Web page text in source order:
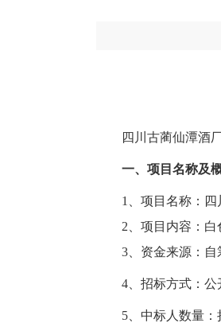
四川古蔺仙潭酒
一、项目名称及
1、项目名称：四
2、项目内容： 白
3、资金来源：自
4、招标方式：公
5、中标人数量